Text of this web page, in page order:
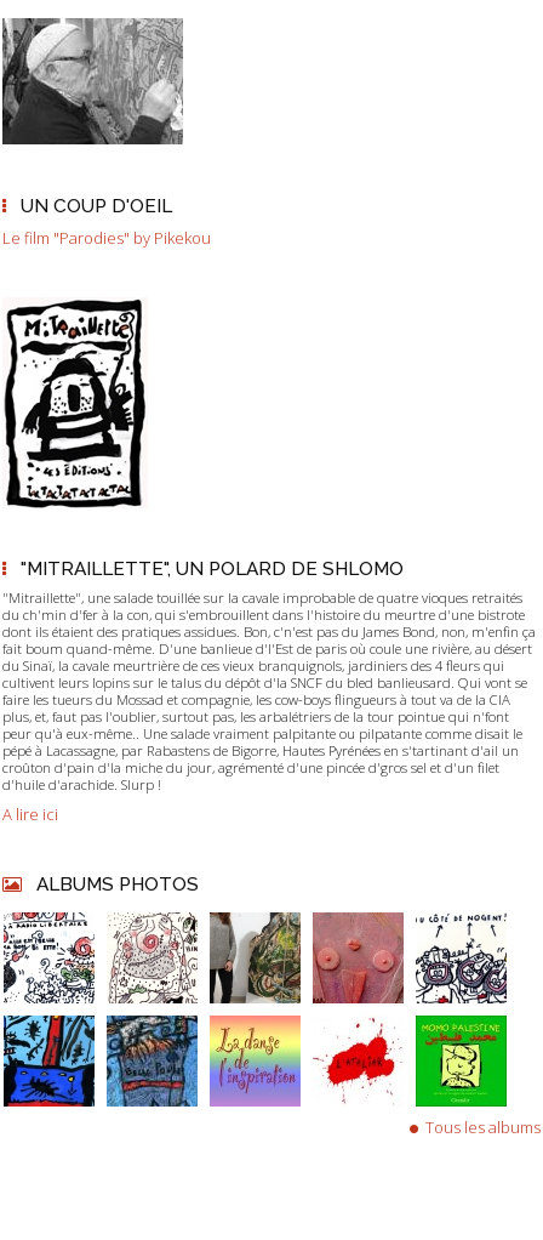
UN COUP D'OEIL
Le film "Parodies" by Pikekou
"MITRAILLETTE", UN POLARD DE SHLOMO
"Mitraillette", une salade touillée sur la cavale improbable de quatre vioques retraités
du ch'min d'fer à la con, qui s'embrouillent dans l'histoire du meurtre d'une bistrote
dont ils étaient des pratiques assidues. Bon, c'n'est pas du James Bond, non, m'enfin ça
fait boum quand-même. D'une banlieue d'l'Est de paris où coule une rivière, au désert
du Sinaï, la cavale meurtrière de ces vieux branquignols, jardiniers des 4 fleurs qui
cultivent leurs lopins sur le talus du dépôt d'la SNCF du bled banlieusard. Qui vont se
faire les tueurs du Mossad et compagnie, les cow-boys flingueurs à tout va de la CIA
plus, et, faut pas l'oublier, surtout pas, les arbalétriers de la tour pointue qui n'font
peur qu'à eux-même.. Une salade vraiment palpitante ou pilpatante comme disait le
pépé à Lacassagne, par Rabastens de Bigorre, Hautes Pyrénées en s'tartinant d'ail un
croûton d'pain d'la miche du jour, agrémenté d'une pincée d'gros sel et d'un filet
d'huile d'arachide. Slurp !
A lire ici
ALBUMS PHOTOS
Tous les albums